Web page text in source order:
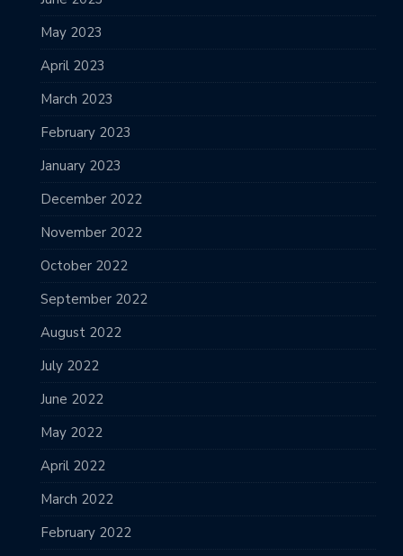
May 2023
April 2023
March 2023
February 2023
January 2023
December 2022
November 2022
October 2022
September 2022
August 2022
July 2022
June 2022
May 2022
April 2022
March 2022
February 2022